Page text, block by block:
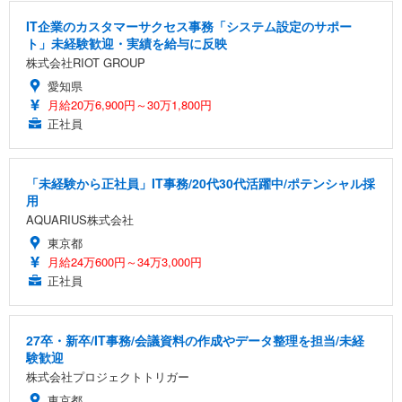
IT企業のカスタマーサクセス事務「システム設定のサポー
ト」未経験歓迎・実績を給与に反映
株式会社RIOT GROUP
愛知県
月給20万6,900円～30万1,800円
正社員
「未経験から正社員」IT事務/20代30代活躍中/ポテンシャル採
用
AQUARIUS株式会社
東京都
月給24万600円～34万3,000円
正社員
27卒・新卒/IT事務/会議資料の作成やデータ整理を担当/未経
験歓迎
株式会社プロジェクトトリガー